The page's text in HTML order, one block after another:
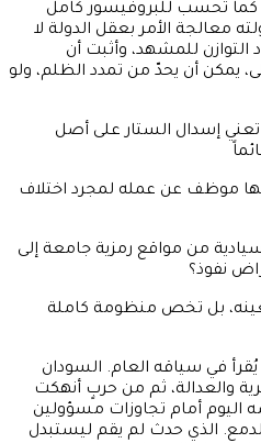
تُحسب للبروفيسور كامل
معالجة الأمر بعقل الدولة لا
التوازن للمشهد، وأثبت أن
يمكن أن يحدّ من تمدد الظلم، ولو
تعني إسدال الستار على أصل
موظف عن عمله لمجرد اختلاف
من مواقع رمزية جامعة إلى
نفوذ؟
بل تخص منظومة كاملة
في سياقه العام. السودان
والعدالة، ثم من حربٍ أنهكت
اليوم أمام تجاوزات مسؤولين
الذي حدث لم يقم ليستبدل